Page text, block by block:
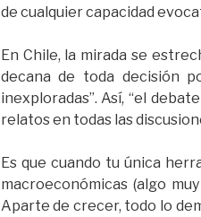
de cualquier capacidad
En Chile, la mirada se
decana de toda decisión
inexploradas”. Así, “el
relatos en todas las
Es que cuando tu única
macroeconómicas (algo
Aparte de crecer, todo lo